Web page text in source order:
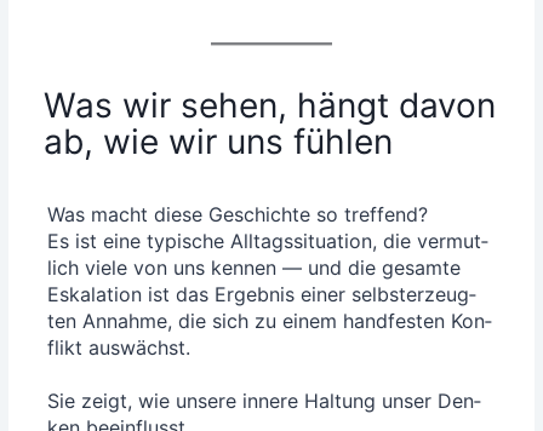
Was wir sehen, hängt davon
ab, wie wir uns fühlen
Was macht die­se Geschich­te so tref­fend?
Es ist eine typi­sche All­tags­si­tua­ti­on, die ver­mut­
lich vie­le von uns ken­nen — und die gesam­te
Eska­la­ti­on ist das Ergeb­nis einer selbst­er­zeug­
ten Annah­me, die sich zu einem hand­fes­ten Kon­
flikt aus­wächst.
Sie zeigt, wie unse­re inne­re Hal­tung unser Den­